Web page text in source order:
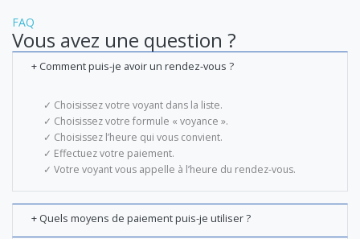
FAQ
Vous avez une question ?
+ Comment puis-je avoir un rendez-vous ?
✓ Choisissez votre voyant dans la liste.
✓ Choisissez votre formule « voyance ».
✓ Choisissez l’heure qui vous convient.
✓ Effectuez votre paiement.
✓ Votre voyant vous appelle à l’heure du rendez-vous.
+ Quels moyens de paiement puis-je utiliser ?